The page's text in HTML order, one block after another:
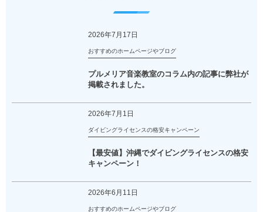
2026年7月17日
おすすめのホームページやブログ
プルメリア音楽教室のコラム内の記事に弊社が
掲載されました。
2026年7月1日
ダイビングライセンスの格安キャンペーン
【最安値】沖縄でダイビングライセンスの格安
キャンペーン！
2026年6月11日
おすすめのホームページやブログ